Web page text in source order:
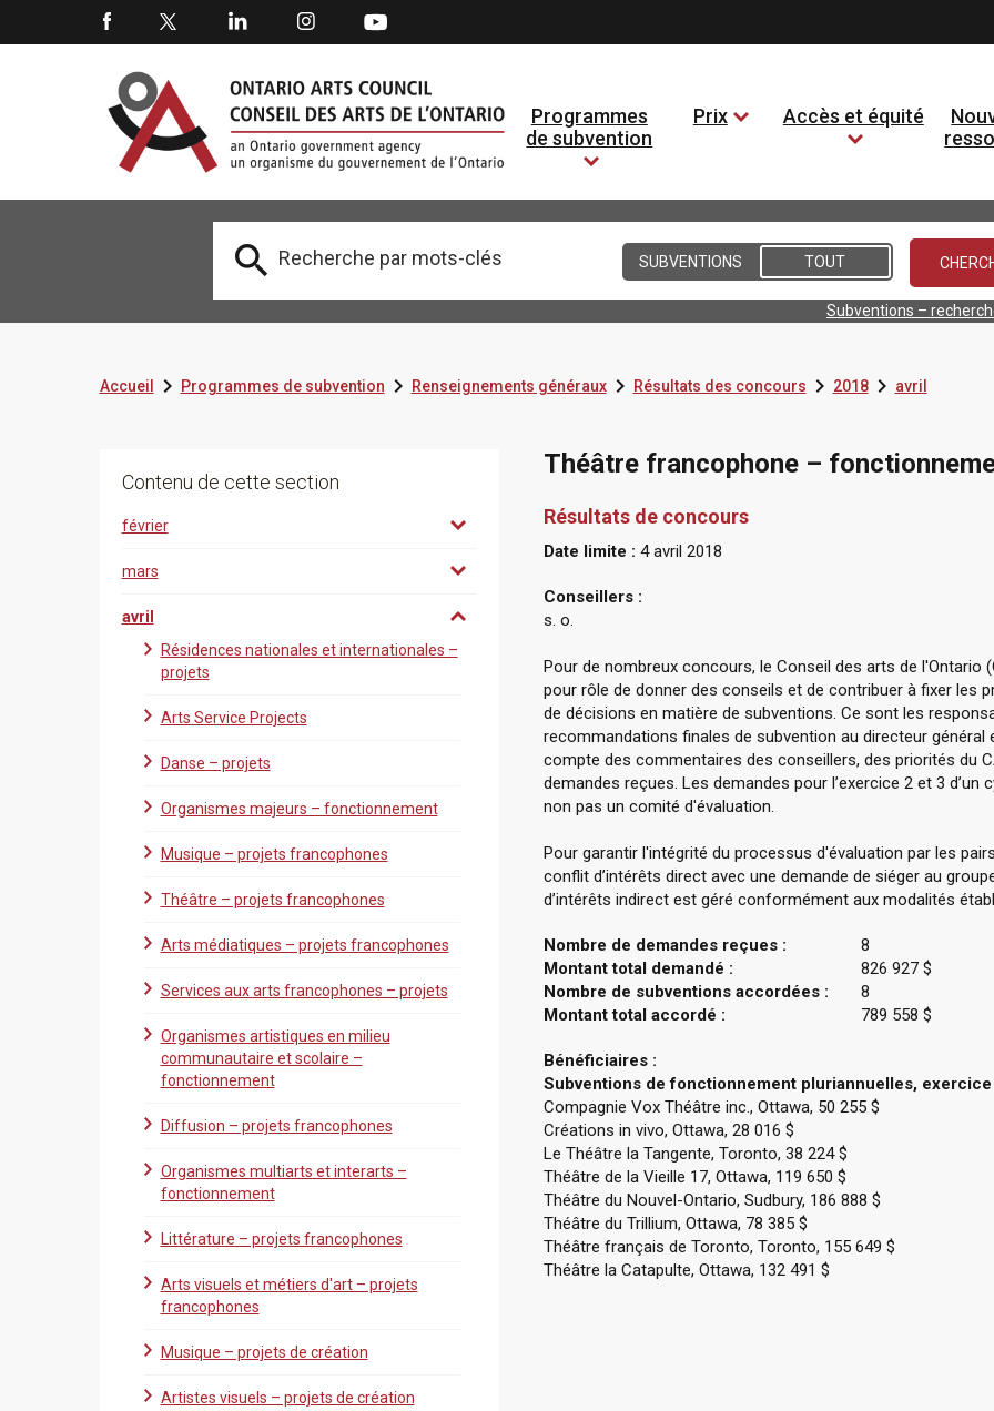
Programmes
de subvention
Prix Accès et équité
 SUBVENTIONS TOUT
Subventions –
Accueil Programmes de subventionRenseignements générauxRésultats des concours2018avril
Contenu de cette section
février
mars
avril
Résidences nationales et internationales –
projets
Arts Service Projects
Danse – projets
Organismes majeurs – fonctionnement
Musique – projets francophones
Théâtre – projets francophones
Arts médiatiques – projets francophones
Services aux arts francophones – projets
Organismes artistiques en milieu
communautaire et scolaire –
fonctionnement
Diffusion – projets francophones
Organismes multiarts et interarts –
fonctionnement
Littérature – projets francophones
Arts visuels et métiers d'art – projets
francophones
Musique – projets de création
Artistes visuels – projets de création
Théâtre francophone –
Résultats de concours
Date limite : 4 avril 2018
Conseillers :
s. o.
Pour de nombreux concours, le Conseil des arts de l'Ontario
pour rôle de donner des conseils et de contribuer à fixer les
de décisions en matière de subventions. Ce sont les
recommandations finales de subvention au directeur
compte des commentaires des conseillers, des priorités du
demandes reçues. Les demandes pour l’exercice 2 et 3
non pas un comité d'évaluation.
Pour garantir l'intégrité du processus d'évaluation par les
conflit d’intérêts direct avec une demande de siéger au
d’intérêts indirect est géré conformément aux modalités
Nombre de demandes reçues :
8
Montant total demandé :
826 927 $
Nombre de subventions accordées :
8
Montant total accordé :
789 558 $
Bénéficiaires :
Subventions de fonctionnement pluriannuelles, exercice
Compagnie Vox Théâtre inc., Ottawa, 50 255 $
Créations in vivo, Ottawa, 28 016 $
Le Théâtre la Tangente, Toronto, 38 224 $
Théâtre de la Vieille 17, Ottawa, 119 650 $
Théâtre du Nouvel-Ontario, Sudbury, 186 888 $
Théâtre du Trillium, Ottawa, 78 385 $
Théâtre français de Toronto, Toronto, 155 649 $
Théâtre la Catapulte, Ottawa, 132 491 $